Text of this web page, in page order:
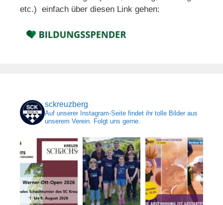
etc.) einfach über diesen Link gehen:
sckreuzberg
Auf unserer Instagram-Seite findet ihr tolle Bilder aus
unserem Verein. Folgt uns gerne.